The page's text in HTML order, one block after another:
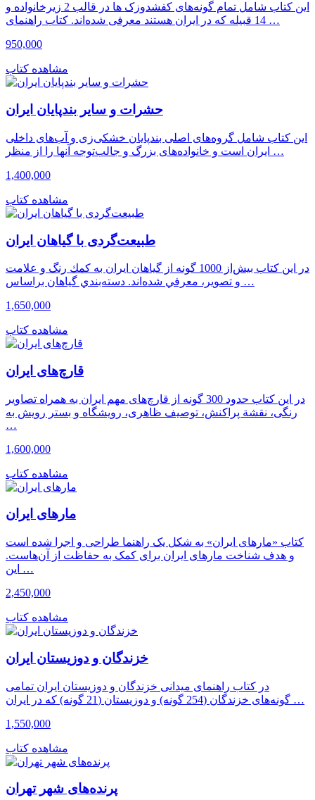
این کتاب شامل تمام گونه‌های کفشدوزک ها در قالب 2 زیرخانواده و
14 قبیله که در ایران هستند معرفی شده‌اند. کتاب راهنمای …
950,000
مشاهده کتاب
حشرات و سایر بندپایان ایران
این کتاب شامل گروه‌های اصلی بندپایان خشکی‌زی و آب‌های داخلی
ایران است و خانواده‌های بزرگ و جالب‌توجه آنها را از منظر …
1,400,000
مشاهده کتاب
طبیعت‌گردی با گیاهان ایران
در اين كتاب بیش‌از 1000 گونه از گياهان ايران به كمك رنگ و علامت
و تصوير، معرفي شده‌اند. دسته‌بندي گياهان براساس …
1,650,000
مشاهده کتاب
قارچ‌های ایران
در این کتاب حدود 300 گونه از قارچ‌های مهم ایران به همراه تصاویر
رنگی، نقشة پراکنش، توصیف ظاهری، رویشگاه و بستر رویش به
…
1,600,000
مشاهده کتاب
مارهای ایران
کتاب «مارهای ایران» به شکل یک راهنما طراحی و اجرا شده است
و هدف شناخت مارهای ایران برای کمک به حفاظت از آن‌هاست.
این …
2,450,000
مشاهده کتاب
خزندگان و دوزیستان ایران
در کتاب راهنمای میدانی خزندگان و دوزیستان ایران تمامی
گونه‌های خزندگان (254 گونه) و دوزیستان (21 گونه) که در ایران …
1,550,000
مشاهده کتاب
پرنده‌های شهر تهران